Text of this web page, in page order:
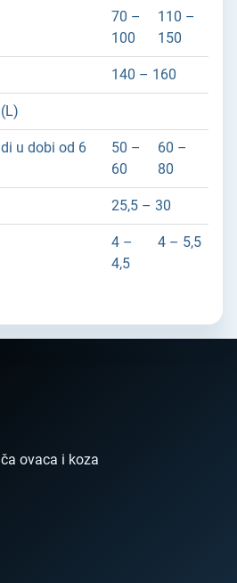
70 –
100
110 –
150
140 – 160
u dobi od 6
50 –
60
60 –
80
25,5 – 30
4 –
4,5
4 – 5,5
ovaca i koza